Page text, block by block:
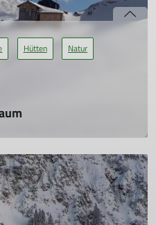
Hütten Natur
müsst
sind viele Hütten nicht
Skitouren,
einen
Hütten einen Winterraum